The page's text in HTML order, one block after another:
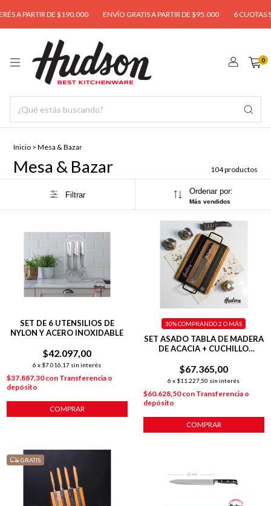
DE $190.000 ENVÍO GRATIS A PARTIR DE $95.000 6 CUOTAS S/ INTERÉS
0
Inicio > Mesa & Bazar
Mesa & Bazar 104 productos
Filtrar Ordenar por:
Más vendidos
SET DE 6 UTENSILIOS DE
NYLON Y ACERO INOXIDABLE
$42.097,00
6 x $7.016,17 sin interés
$37.887,30con Transferencia o
depósito
COMPRAR
SET ASADO TABLA DE MADERA
DE ACACIA + CUCHILLO
$67.365,00
6 x $11.227,50 sin interés
30%COMPRANDO 2 O MÁS
$60.628,50con Transferencia o
depósito
COMPRAR
GRATIS